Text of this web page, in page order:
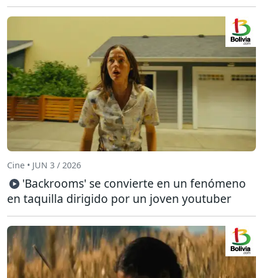
Cine • JUN 3 / 2026
'Backrooms' se convierte en un fenómeno
en taquilla dirigido por un joven youtuber